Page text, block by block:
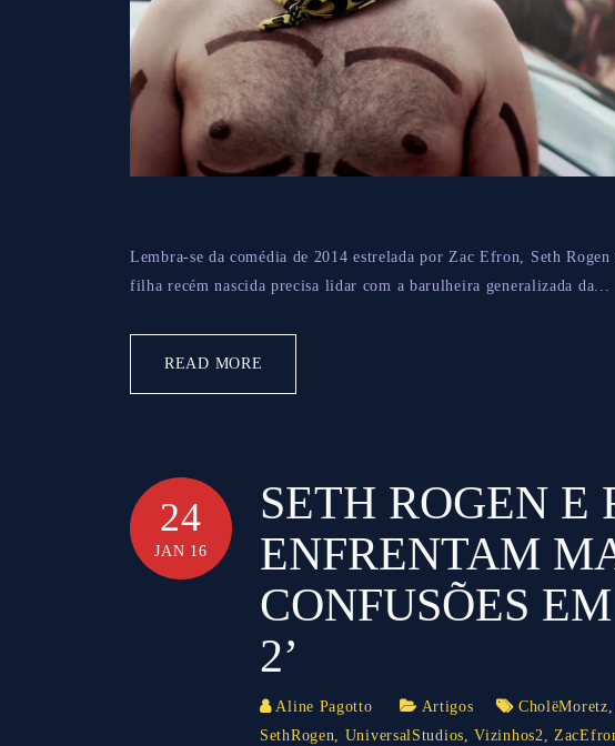
Lembra-se da comédia de 2014 estrelada por Zac Efron, Seth
filha recém nascida precisa lidar com a barulheira generalizada da...
READ MORE
24
JAN 16
SETH ROGEN E
ENFRENTAM
CONFUSÕES
2’
Aline Pagotto Artigos CholëMoretz
SethRogen, UniversalStudios,Vizinhos2,